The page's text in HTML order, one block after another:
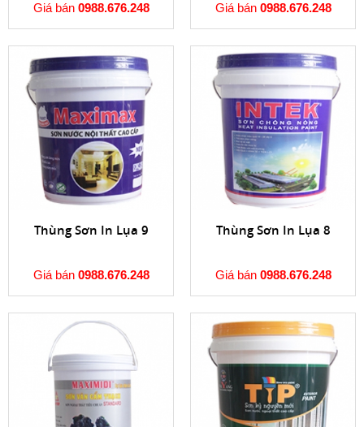
Giá bán 0988.676.248 Giá bán 0988.676.248
Thùng Sơn In Lụa 9
Giá bán 0988.676.248
Thùng Sơn In Lụa 8
Giá bán 0988.676.248